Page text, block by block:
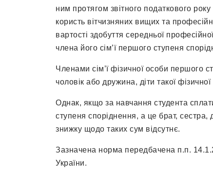
ним протягом звітного податкового
користь вітчизняних вищих та
вартості здобуття середньої
члена його сім’ї першого ступеня
Членами сім’ї фізичної особи першого
чоловік або дружина, діти такої
Однак, якщо за навчання студента
ступеня споріднення, а це брат, сестра,
знижку щодо таких сум відсутнє.
Зазначена норма передбачена п.п.
України.